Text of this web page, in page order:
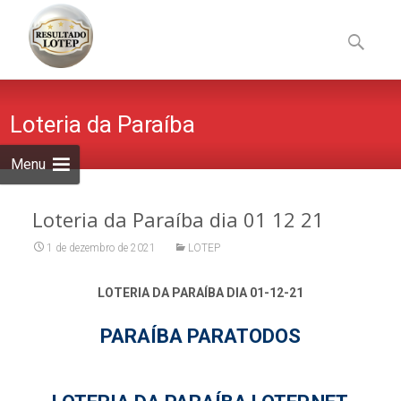
Menu
to
content
por:
Loteria da Paraíba
Loteria da Paraíba dia 01 12 21
1 de dezembro de 2021 LOTEP
LOTERIA DA PARAÍBA DIA 01-12-21
PARAÍBA PARATODOS